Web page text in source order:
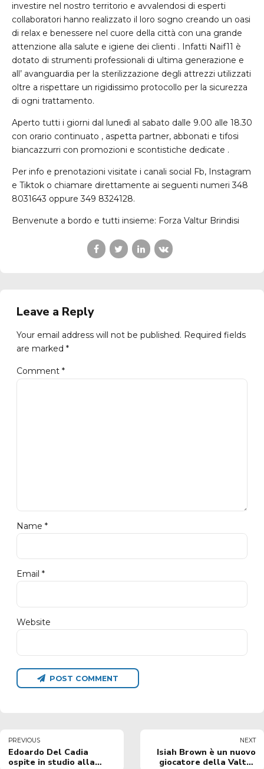
investire nel nostro territorio e avvalendosi di esperti
collaboratori hanno realizzato il loro sogno creando un oasi
di relax e benessere nel cuore della città con una grande
attenzione alla salute e igiene dei clienti . Infatti Naif11 è
dotato di strumenti professionali di ultima generazione e
all’ avanguardia per la sterilizzazione degli attrezzi utilizzati
oltre a rispettare un rigidissimo protocollo per la sicurezza
di ogni trattamento.
Aperto tutti i giorni dal lunedì al sabato dalle 9.00 alle 18.30
con orario continuato , aspetta partner, abbonati e tifosi
biancazzurri con promozioni e scontistiche dedicate .
Per info e prenotazioni visitate i canali social Fb, Instagram
e Tiktok o chiamare direttamente ai seguenti numeri 348
8031643 oppure 349 8324128.
Benvenute a bordo e tutti insieme: Forza Valtur Brindisi
Leave a Reply
Your email address will not be published. Required fields
are marked *
Comment *
Name *
Email *
Website
POST COMMENT
PREVIOUS
Edoardo Del Cadia
ospite in studio alla
NEXT
Isiah Brown è un nuovo
giocatore della Valtur